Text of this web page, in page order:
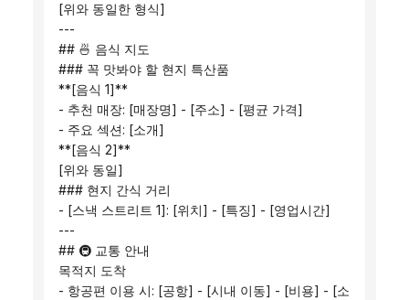
[위와 동일한 형식]
---
## 🍜 음식 지도
### 꼭 맛봐야 할 현지 특산품
**[음식 1]**
- 추천 매장: [매장명] - [주소] - [평균 가격]
- 주요 섹션: [소개]
**[음식 2]**
[위와 동일]
### 현지 간식 거리
- [스낵 스트리트 1]: [위치] - [특징] - [영업시간]
---
## 🚇 교통 안내
목적지 도착